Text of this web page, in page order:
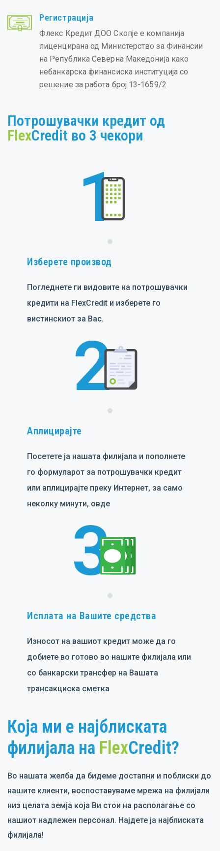
Регистрација
Флекс Кредит ДОО Скопје е компанија
лиценцирана од Министерство за Финансии
на Република Северна Македонија како
небанкарска финансиска институција со
решение за работа број 13-1659/2
Потрошувачки кредит од
FlexCredit во 3 чекори
1
Изберете производ
Погледнете ги видовите на потрошувачки
кредити на FlexCredit и изберете го
вистинскиот за Вас.
2
Аплицирајте
Посетете ја нашата филијала и пополнете
го формуларот за потрошувачки кредит
или аплицирајте преку Интернет, за само
неколку минути, овде
3
Исплата на Вашите средства
Износот на вашиот кредит може да го
добиете во готово во нашите филијала или
со банкарски трансфер на Вашата
трансакциска сметка
Која ми е најблиската
филијала на FlexCredit?
Во нашата желба да бидеме достапни и поблиски до
нашите клиенти, воспоставуваме мрежа на филијали
низ целата земја која Ви стои на располагање со
нашиот надлежен персонал. Најдете ја најблиската
филијала!